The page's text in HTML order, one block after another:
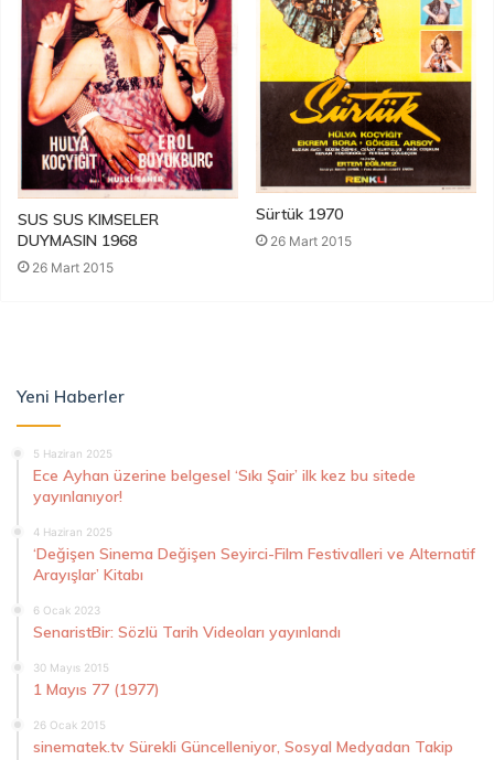
SUS SUS KIMSELER
DUYMASIN 1968
26 Mart 2015
Sürtük 1970
26 Mart 2015
Yeni Haberler
5 Haziran 2025
Ece Ayhan üzerine belgesel ‘Sıkı Şair’ ilk kez bu sitede
yayınlanıyor!
4 Haziran 2025
‘Değişen Sinema Değişen Seyirci-Film Festivalleri ve Alternatif
Arayışlar’ Kitabı
6 Ocak 2023
SenaristBir: Sözlü Tarih Videoları yayınlandı
30 Mayıs 2015
1 Mayıs 77 (1977)
26 Ocak 2015
sinematek.tv Sürekli Güncelleniyor, Sosyal Medyadan Takip